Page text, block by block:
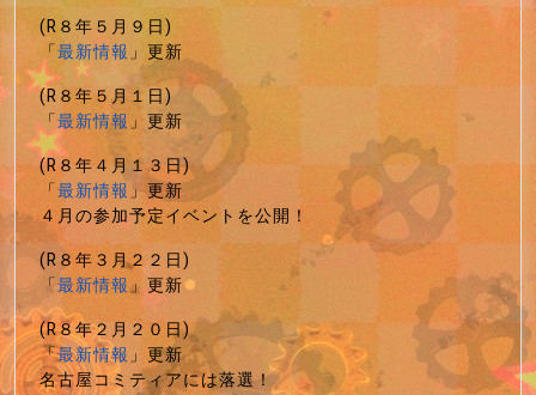
(R８年５月９日)
「最新情報」更新
(R８年５月１日)
「最新情報」更新
(R８年４月１３日)
「最新情報」更新
４月の参加予定イベントを公開！
(R８年３月２２日)
「最新情報」更新
(R８年２月２０日)
「最新情報」更新
名古屋コミティアには落選！